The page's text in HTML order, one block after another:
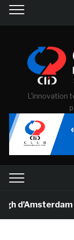
L'innovation
et